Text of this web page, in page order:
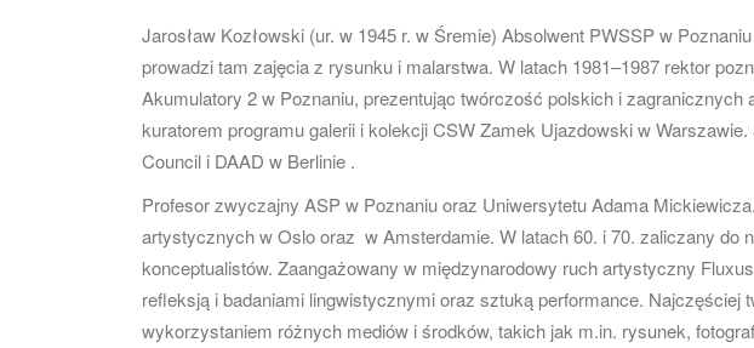
Jarosław Kozłowski (ur. w 1945 r. w Śremie) Absolwent PWSSP w
prowadzi tam zajęcia z rysunku i malarstwa. W latach 1981–1987 rektor
Akumulatory 2 w Poznaniu, prezentując twórczość polskich i zagranicznych
kuratorem programu galerii i kolekcji CSW Zamek Ujazdowski w
Council i DAAD w Berlinie .
Profesor zwyczajny ASP w Poznaniu oraz Uniwersytetu Adama
artystycznych w Oslo oraz w Amsterdamie. W latach 60. i 70. zaliczany do
konceptualistów. Zaangażowany w międzynarodowy ruch artystyczny
refleksją i badaniami lingwistycznymi oraz sztuką performance. Najczęściej
wykorzystaniem różnych mediów i środków, takich jak m.in. rysunek,